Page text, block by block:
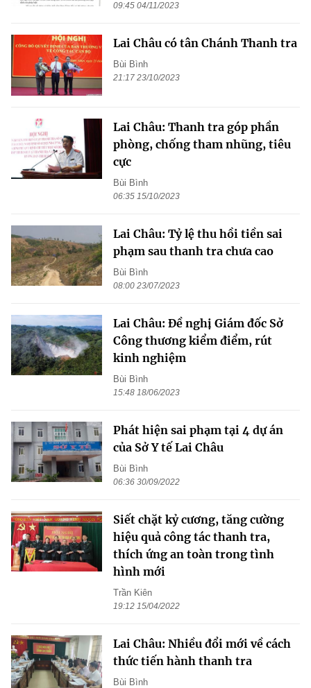
09:45 04/11/2023
Lai Châu có tân Chánh Thanh tra
Bùi Bình
21:17 23/10/2023
Lai Châu: Thanh tra góp phần
phòng, chống tham nhũng, tiêu
cực
Bùi Bình
06:35 15/10/2023
Lai Châu: Tỷ lệ thu hồi tiền sai
phạm sau thanh tra chưa cao
Bùi Bình
08:00 23/07/2023
Lai Châu: Đề nghị Giám đốc Sở
Công thương kiểm điểm, rút
kinh nghiệm
Bùi Bình
15:48 18/06/2023
Phát hiện sai phạm tại 4 dự án
của Sở Y tế Lai Châu
Bùi Bình
06:36 30/09/2022
Siết chặt kỷ cương, tăng cường
hiệu quả công tác thanh tra,
thích ứng an toàn trong tình
hình mới
Trần Kiên
19:12 15/04/2022
Lai Châu: Nhiều đổi mới về cách
thức tiến hành thanh tra
Bùi Bình